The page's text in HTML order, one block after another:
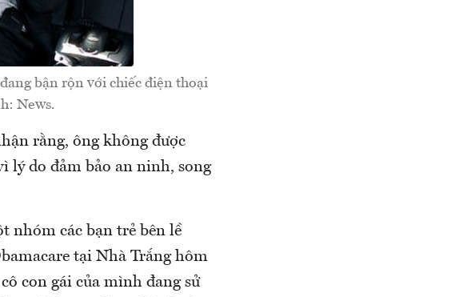
bận rộn với chiếc điện thoại
News.
rằng, ông không được
lý do đảm bảo an ninh, song
nhóm các bạn trẻ bên lề
tại Nhà Trắng hôm
con gái của mình đang sử